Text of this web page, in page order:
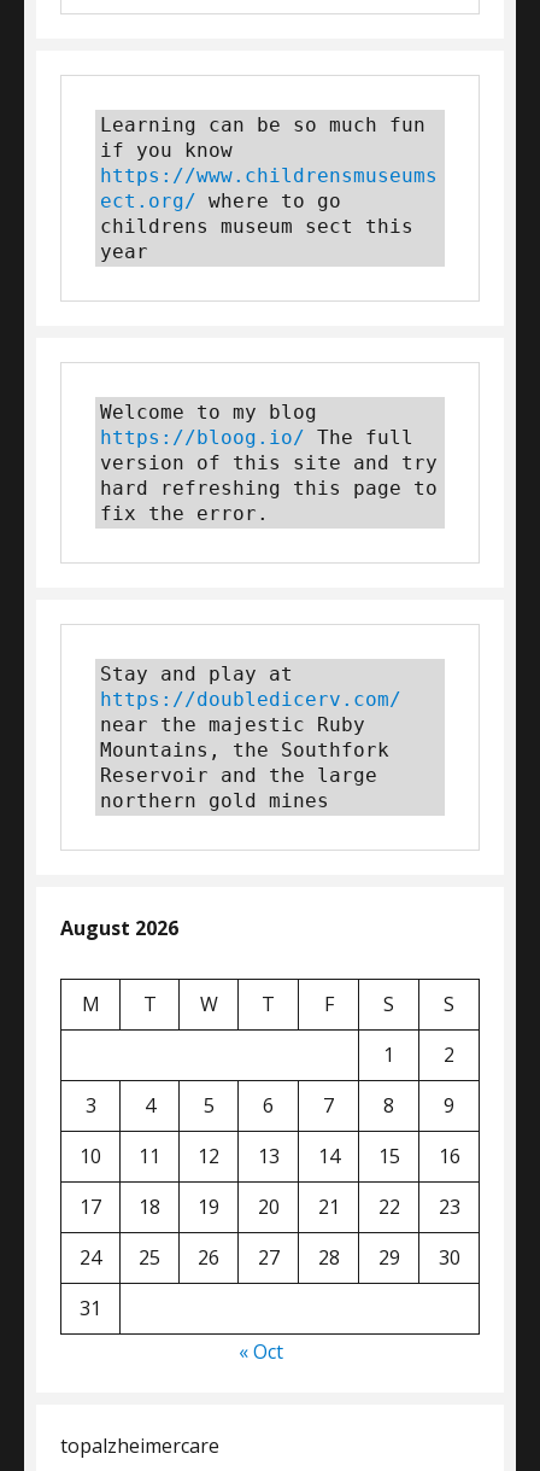
Learning can be so much fun
https://www.childrensmuseums
ect.org/ where to go
childrens museum sect this
year
https://bloog.io/ The full
version of this site and try
hard refreshing this page to
fix the error.
https://doubledicerv.com/
near the majestic Ruby
Mountains, the Southfork
Reservoir and the large
northern gold mines
August 2026
M T W T F S
S
1
2
3
4 5 6 7 8
9
10
11 12 13 14 15
16
17
18 19 20 21 22
23
24
25 26 27 28 29
30
31
« Oct
topalzheimercare